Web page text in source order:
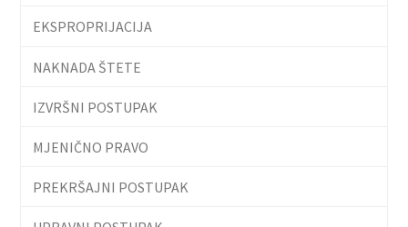
EKSPROPRIJACIJA
NAKNADA ŠTETE
IZVRŠNI POSTUPAK
MJENIČNO PRAVO
PREKRŠAJNI POSTUPAK